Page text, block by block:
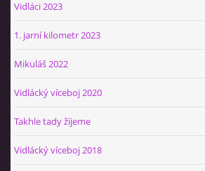
Vidláci 2023
1. jarní kilometr 2023
Mikuláš 2022
Vidlácký víceboj 2020
Takhle tady žijeme
Vidlácký víceboj 2018